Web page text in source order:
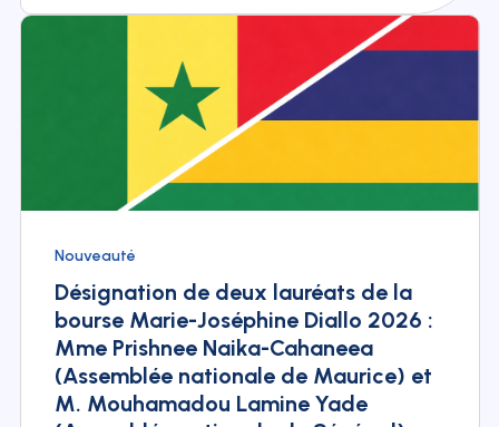
Nouveauté
Désignation de deux lauréats de la
bourse Marie-Joséphine Diallo 2026 :
Mme Prishnee Naika-Cahaneea
(Assemblée nationale de Maurice) et
M. Mouhamadou Lamine Yade